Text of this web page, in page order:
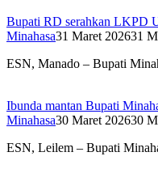
Bupati RD serahkan LKPD
Minahasa31 Maret 202631
ESN, Manado – Bupati
Ibunda mantan Bupati
Minahasa30 Maret 202630
ESN, Leilem – Bupati